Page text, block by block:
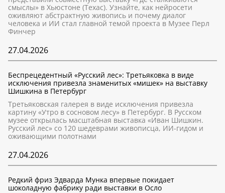
смыслы» в Хьюстоне (Техас). Узнайте, как нейросети
оживляют абстрактную живопись и почему диалог
человека и ИИ стал главной темой проекта в Музее Перл
Финчер
27.04.2026
Беспрецедентный «Русский лес»: Третьяковка в виде
исключения привезла знаменитых «мишек» на выставку
Шишкина в Петербург
Третьяковская галерея в виде исключения привезла
картину «Утро в сосновом лесу» в Петербург. В Русском
музее открылась масштабная выставка «Иван Шишкин.
Русский лес» со 120 шедеврами живописца, ИИ-гидом и
оживающими полотнами
27.04.2026
Редкий фриз Эдварда Мунка впервые покидает
шоколадную фабрику ради выставки в Осло